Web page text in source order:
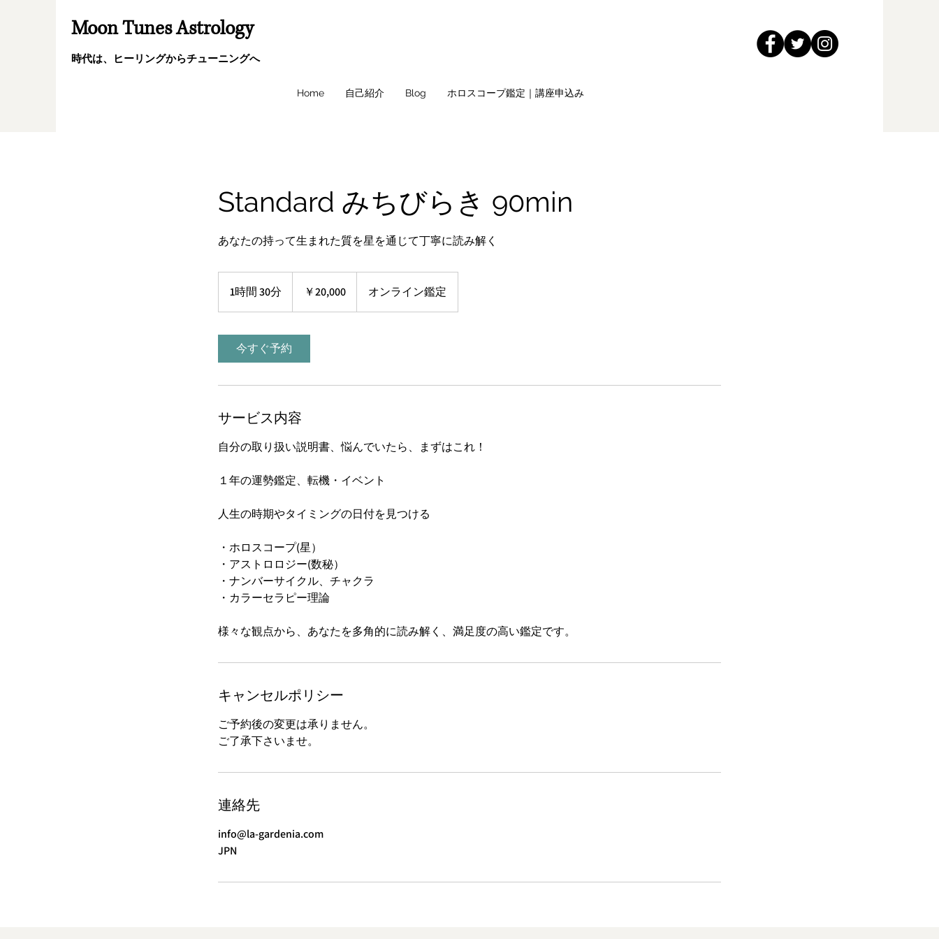
Moon Tunes Astrology
時代は、ヒーリングからチューニングへ
Home 自己紹介 Blog ホロスコープ鑑定｜講座申込み
Standard みちびらき 90min
あなたの持って生まれた質を星を通じて丁寧に読み解く
1時間 30分
時
0
￥20,000 オンライン鑑定
今すぐ予約
サービス内容
自分の取り扱い説明書、悩んでいたら、まずはこれ！
１年の運勢鑑定​、転機・イベント
人生の時期やタイミングの日付を見つける
・ホロスコープ(星）
・アストロロジー(数秘）
・ナンバーサイクル、チャクラ
・カラーセラピー理論
様々な観点から、あなたを多角的に読み解く、満足度の高い鑑定です。
キャンセルポリシー
ご予約後の変更は承りません。
ご了承下さいませ。
連絡先
info@la-gardenia.com
JPN